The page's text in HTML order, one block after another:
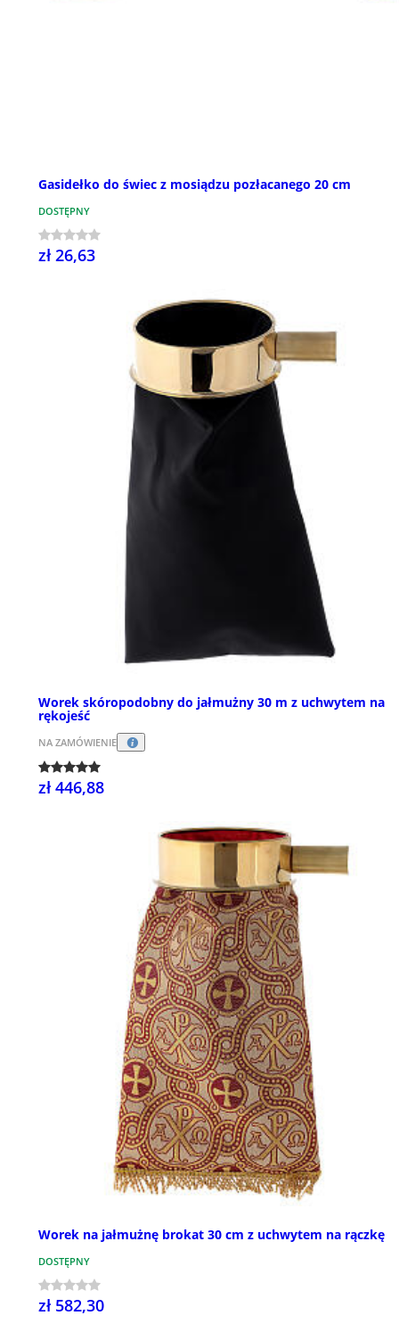
Gasidełko do świec z mosiądzu pozłacanego 20 cm
DOSTĘPNY
zł 26,63
Worek skóropodobny do jałmużny 30 m z uchwytem na
rękojeść
NA ZAMÓWIENIE
zł 446,88
Worek na jałmużnę brokat 30 cm z uchwytem na rączkę
DOSTĘPNY
zł 582,30